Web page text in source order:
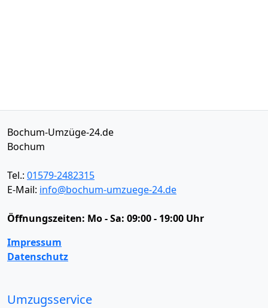
Bochum-Umzüge-24.de
Bochum
Tel.: 01579-2482315
E-Mail: info@bochum-umzuege-24.de
Öffnungszeiten: Mo - Sa: 09:00 - 19:00 Uhr
Impressum
Datenschutz
Umzugsservice